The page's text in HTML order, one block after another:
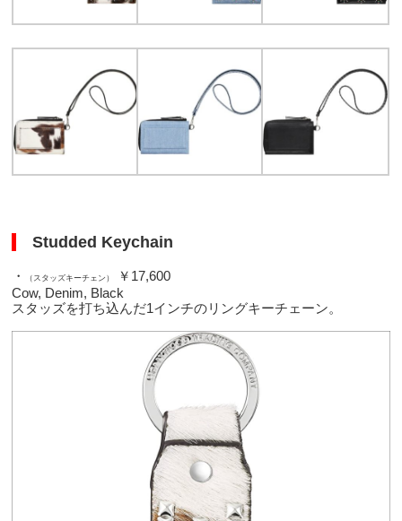
Studded Keychain
・ （スタッズキーチェン）
￥17,600
Cow, Denim, Black
スタッズを打ち込んだ1インチのリングキーチェーン。